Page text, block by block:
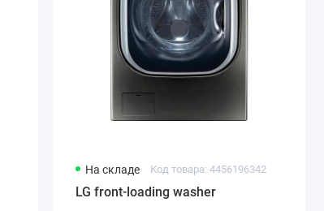
На складе Код товара: 4456196342
LG front-loading washer